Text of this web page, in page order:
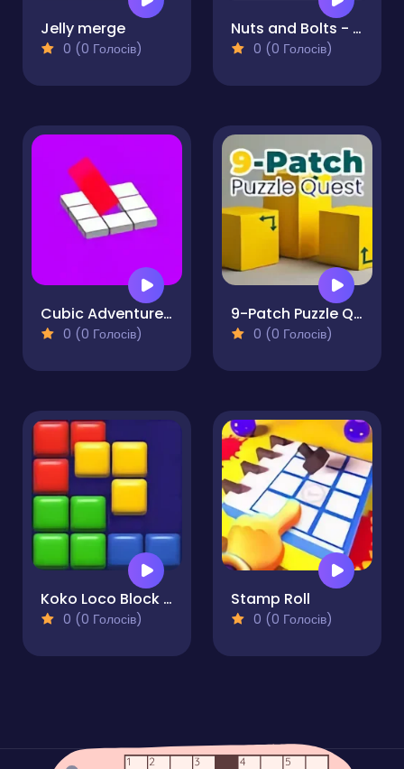
Jelly merge
0 (0 Голосів)
Nuts and Bolts - Color Puzzle
0 (0 Голосів)
Cubic Adventure Don't Fall
0 (0 Голосів)
9-Patch Puzzle Quest
0 (0 Голосів)
Koko Loco Block Blast
0 (0 Голосів)
Stamp Roll
0 (0 Голосів)